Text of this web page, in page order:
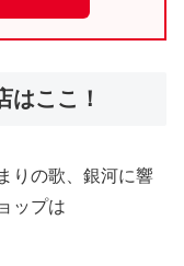
はここ！
りの歌、銀河に響
ップは